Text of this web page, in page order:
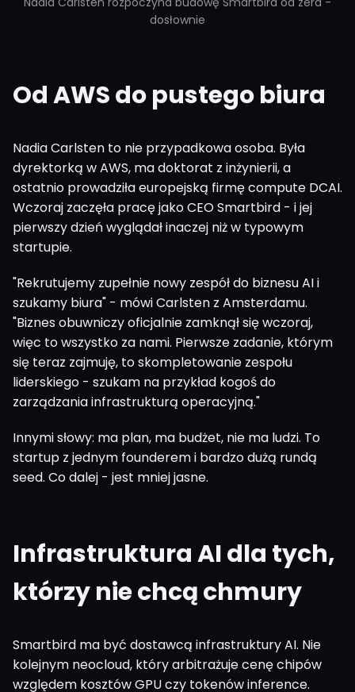
dosłownie
Od AWS do pustego biura
Nadia Carlsten to nie przypadkowa osoba. Była
dyrektorką w AWS, ma doktorat z inżynierii, a
ostatnio prowadziła europejską firmę compute DCAI.
Wczoraj zaczęła pracę jako CEO Smartbird - i jej
pierwszy dzień wyglądał inaczej niż w typowym
startupie.
"Rekrutujemy zupełnie nowy zespół do biznesu AI i
szukamy biura" - mówi Carlsten z Amsterdamu.
"Biznes obuwniczy oficjalnie zamknął się wczoraj,
więc to wszystko za nami. Pierwsze zadanie, którym
się teraz zajmuję, to skompletowanie zespołu
liderskiego - szukam na przykład kogoś do
zarządzania infrastrukturą operacyjną."
Innymi słowy: ma plan, ma budżet, nie ma ludzi. To
startup z jednym founderem i bardzo dużą rundą
seed. Co dalej - jest mniej jasne.
Infrastruktura AI dla tych,
którzy nie chcą chmury
Smartbird ma być dostawcą infrastruktury AI. Nie
kolejnym neocloud, który arbitrażuje cenę chipów
względem kosztów GPU czy tokenów inference.